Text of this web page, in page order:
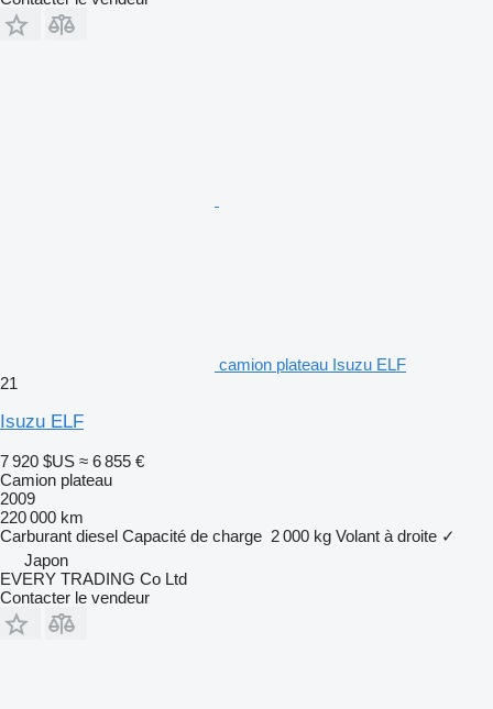
camion plateau Isuzu ELF
21
Isuzu ELF
7 920 $US ≈ 6 855 €
Camion plateau
2009
220 000 km
Carburant diesel Capacité de charge 2 000 kg Volant à droite ✓
Japon
EVERY TRADING Co Ltd
Contacter le vendeur